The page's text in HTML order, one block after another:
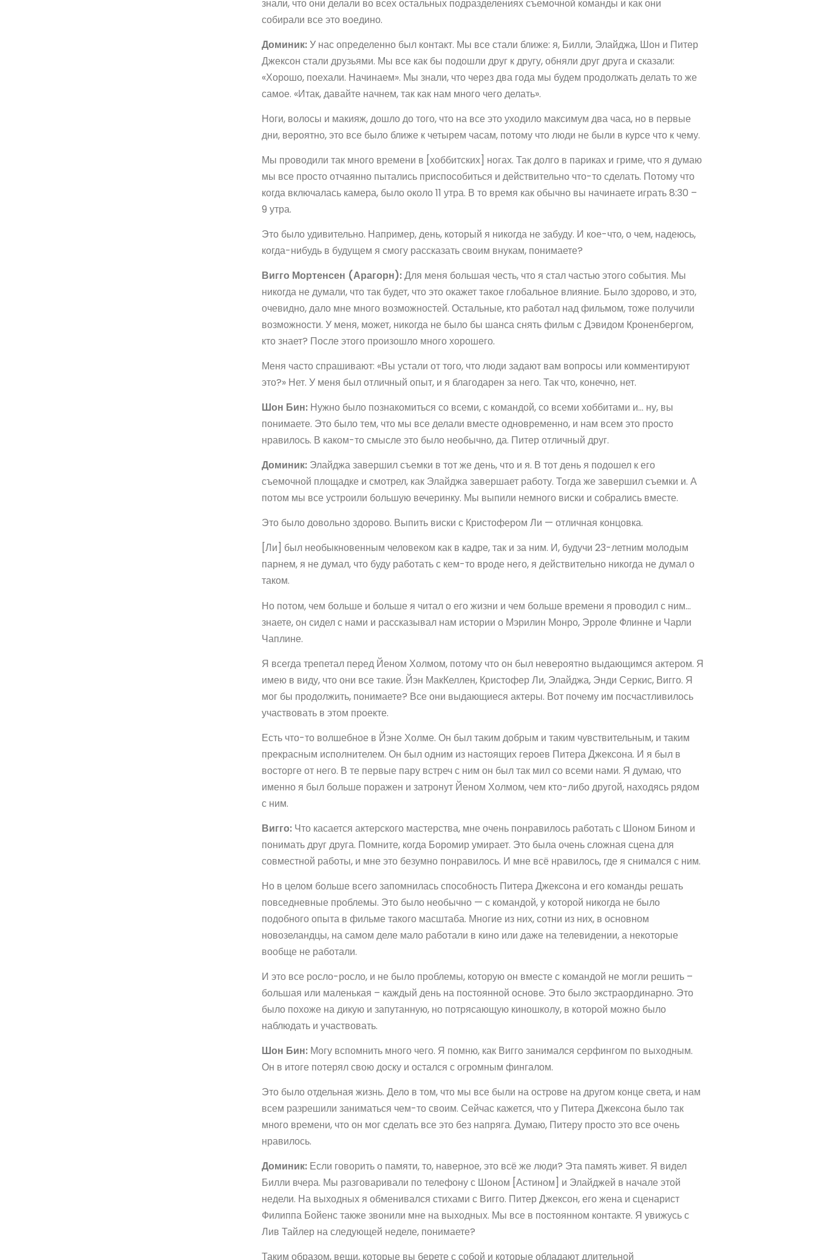
знали, что они делали во всех остальных подразделениях съемочной команды и как они
собирали все это воедино.
Доминик:У нас определенно был контакт. Мы все стали ближе: я, Билли, Элайджа, Шон и Питер
Джексон стали друзьями. Мы все как бы подошли друг к другу, обняли друг друга и сказали:
«Хорошо, поехали. Начинаем». Мы знали, что через два года мы будем продолжать делать то же
самое. «Итак, давайте начнем, так как нам много чего делать».
Ноги, волосы и макияж, дошло до того, что на все это уходило максимум два часа, но в первые
дни, вероятно, это все было ближе к четырем часам, потому что люди не были в курсе что к чему.
Мы проводили так много времени в [хоббитских] ногах. Так долго в париках и гриме, что я думаю
мы все просто отчаянно пытались приспособиться и действительно что-то сделать. Потому что
когда включалась камера, было около 11 утра. В то время как обычно вы начинаете играть 8:30 –
9 утра.
Это было удивительно. Например, день, который я никогда не забуду. И кое-что, о чем, надеюсь,
когда-нибудь в будущем я смогу рассказать своим внукам, понимаете?
Вигго Мортенсен (Арагорн):Для меня большая честь, что я стал частью этого события. Мы
никогда не думали, что так будет, что это окажет такое глобальное влияние. Было здорово, и это,
очевидно, дало мне много возможностей. Остальные, кто работал над фильмом, тоже получили
возможности. У меня, может, никогда не было бы шанса снять фильм с Дэвидом Кроненбергом,
кто знает? После этого произошло много хорошего.
Меня часто спрашивают: «Вы устали от того, что люди задают вам вопросы или комментируют
это?» Нет. У меня был отличный опыт, и я благодарен за него. Так что, конечно, нет.
Шон Бин: Нужно было познакомиться со всеми, с командой, со всеми хоббитами и… ну, вы
понимаете. Это было тем, что мы все делали вместе одновременно, и нам всем это просто
нравилось. В каком-то смысле это было необычно, да. Питер отличный друг.
Доминик: Элайджа завершил съемки в тот же день, что и я. В тот день я подошел к его
съемочной площадке и смотрел, как Элайджа завершает работу. Тогда же завершил съемки и. А
потом мы все устроили большую вечеринку. Мы выпили немного виски и собрались вместе.
Это было довольно здорово. Выпить виски с Кристофером Ли — отличная концовка.
[Ли] был необыкновенным человеком как в кадре, так и за ним. И, будучи 23-летним молодым
парнем, я не думал, что буду работать с кем-то вроде него, я действительно никогда не думал о
таком.
Но потом, чем больше и больше я читал о его жизни и чем больше времени я проводил с ним…
знаете, он сидел с нами и рассказывал нам истории о Мэрилин Монро, Эрроле Флинне и Чарли
Чаплине.
Я всегда трепетал перед Йеном Холмом, потому что он был невероятно выдающимся актером. Я
имею в виду, что они все такие. Йэн МакКеллен, Кристофер Ли, Элайджа, Энди Серкис, Вигго. Я
мог бы продолжить, понимаете? Все они выдающиеся актеры. Вот почему им посчастливилось
участвовать в этом проекте.
Есть что-то волшебное в Йэне Холме. Он был таким добрым и таким чувствительным, и таким
прекрасным исполнителем. Он был одним из настоящих героев Питера Джексона. И я был в
восторге от него. В те первые пару встреч с ним он был так мил со всеми нами. Я думаю, что
именно я был больше поражен и затронут Йеном Холмом, чем кто-либо другой, находясь рядом
с ним.
Вигго: Что касается актерского мастерства, мне очень понравилось работать с Шоном Бином и
понимать друг друга. Помните, когда Боромир умирает. Это была очень сложная сцена для
совместной работы, и мне это безумно понравилось. И мне всё нравилось, где я снимался с ним.
Но в целом больше всего запомнилась способность Питера Джексона и его команды решать
повседневные проблемы. Это было необычно — с командой, у которой никогда не было
подобного опыта в фильме такого масштаба. Многие из них, сотни из них, в основном
новозеландцы, на самом деле мало работали в кино или даже на телевидении, а некоторые
вообще не работали.
И это все росло-росло, и не было проблемы, которую он вместе с командой не могли решить –
большая или маленькая – каждый день на постоянной основе. Это было экстраординарно. Это
было похоже на дикую и запутанную, но потрясающую киношколу, в которой можно было
наблюдать и участвовать.
Шон Бин: Могу вспомнить много чего. Я помню, как Вигго занимался серфингом по выходным.
Он в итоге потерял свою доску и остался с огромным фингалом.
Это было отдельная жизнь. Дело в том, что мы все были на острове на другом конце света, и нам
всем разрешили заниматься чем-то своим. Сейчас кажется, что у Питера Джексона было так
много времени, что он мог сделать все это без напряга. Думаю, Питеру просто это все очень
нравилось.
Доминик: Если говорить о памяти, то, наверное, это всё же люди? Эта память живет. Я видел
Билли вчера. Мы разговаривали по телефону с Шоном [Астином] и Элайджей в начале этой
недели. На выходных я обменивался стихами с Вигго. Питер Джексон, его жена и сценарист
Филиппа Бойенс также звонили мне на выходных. Мы все в постоянном контакте. Я увижусь с
Лив Тайлер на следующей неделе, понимаете?
Таким образом, вещи, которые вы берете с собой и которые обладают длительной